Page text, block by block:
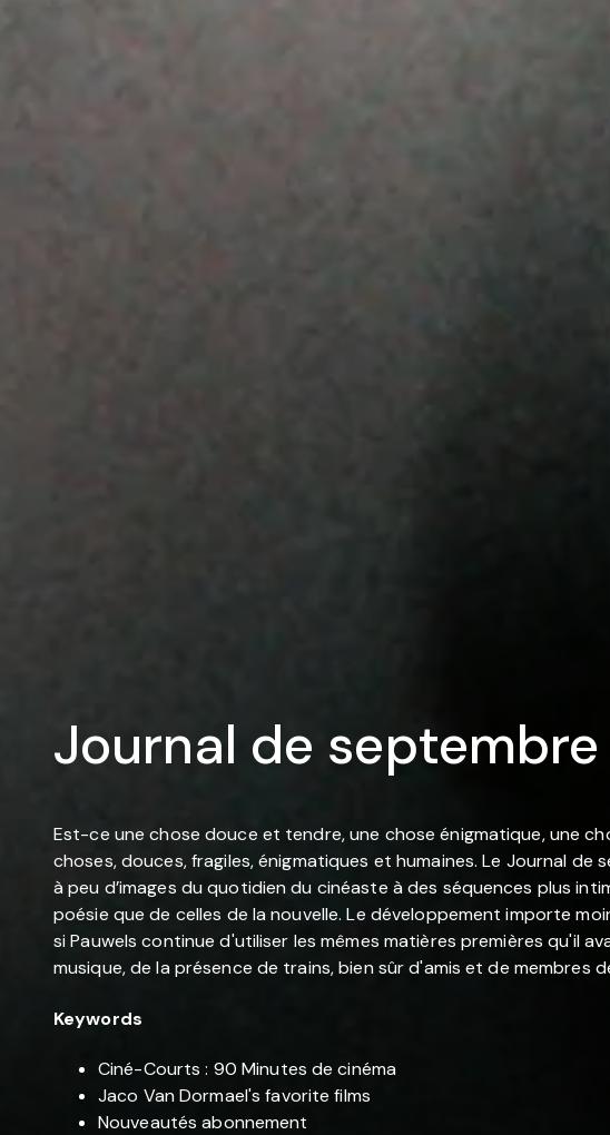
Journal de septembre
Est-ce une chose douce et tendre, une chose énigmatique, une
choses, douces, fragiles, énigmatiques et humaines. Le Journal
à peu d’images du quotidien du cinéaste à des séquences plus
poésie que de celles de la nouvelle. Le développement importe
si Pauwels continue d'utiliser les mêmes matières premières qu'il
musique, de la présence de trains, bien sûr d'amis et de
Keywords
Ciné-Courts : 90 Minutes de cinéma
Jaco Van Dormael's favorite films
Nouveautés abonnement